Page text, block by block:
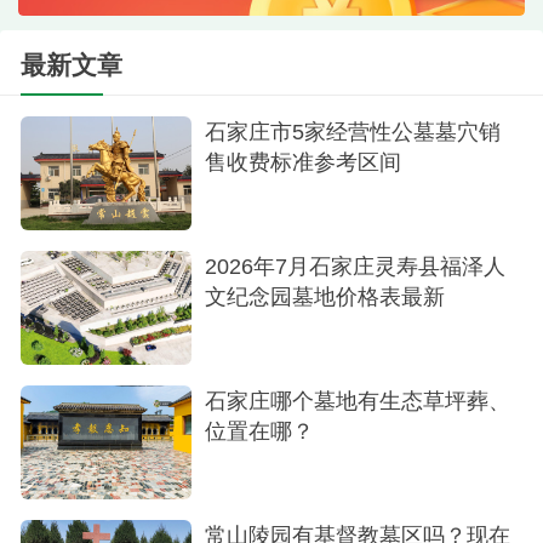
最新文章
石家庄市5家经营性公墓墓穴销
售收费标准参考区间
2026年7月石家庄灵寿县福泽人
文纪念园墓地价格表最新
石家庄哪个墓地有生态草坪葬、
位置在哪？
常山陵园有基督教墓区吗？现在